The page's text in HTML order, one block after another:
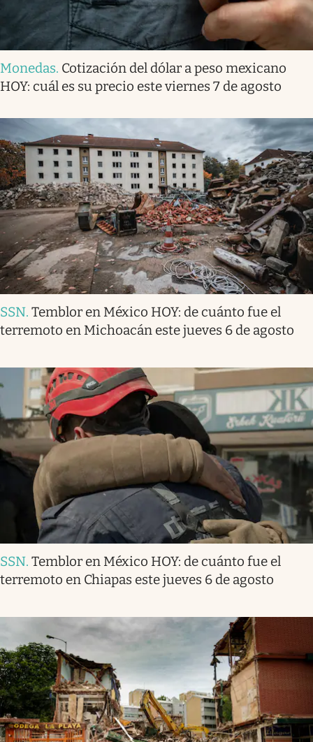
Monedas. Cotización del dólar a peso mexicano
HOY: cuál es su precio este viernes 7 de agosto
SSN. Temblor en México HOY: de cuánto fue el
terremoto en Michoacán este jueves 6 de agosto
SSN. Temblor en México HOY: de cuánto fue el
terremoto en Chiapas este jueves 6 de agosto